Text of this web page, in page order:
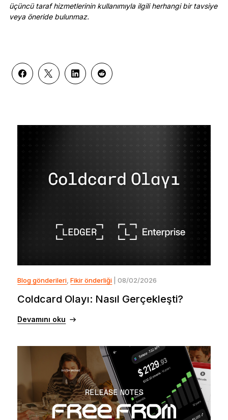
üçüncü taraf hizmetlerinin kullanımıyla ilgili herhangi bir tavsiye
veya öneride bulunmaz.
Blog gönderileri ,Fikir önderliği | 08/02/2026
Coldcard Olayı: Nasıl Gerçekleşti?
Devamını oku